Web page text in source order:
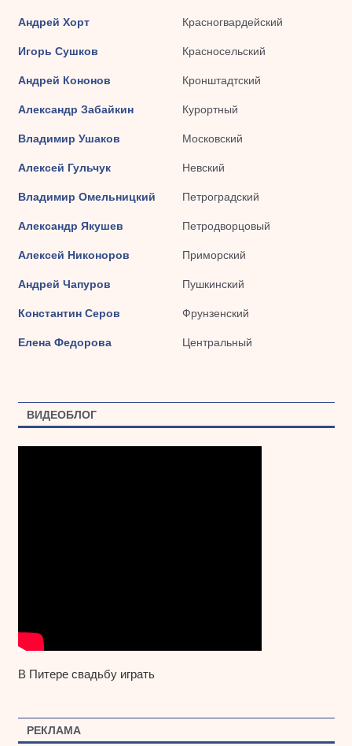
Андрей Хорт Красногвардейский
Игорь Сушков Красносельский
Андрей Кононов Кронштадтский
Александр Забайкин Курортный
Владимир Ушаков Московский
Алексей Гульчук Невский
Владимир Омельницкий Петроградский
Александр Якушев Петродворцовый
Алексей Никоноров Приморский
Андрей Чапуров Пушкинский
Константин Серов Фрунзенский
Елена Федорова Центральный
ВИДЕОБЛОГ
В Питере свадьбу играть
РЕКЛАМА